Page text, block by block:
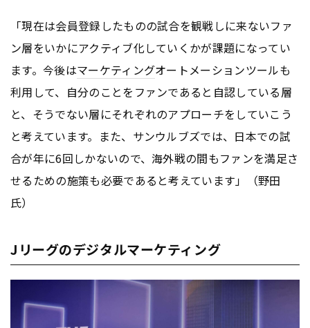
「現在は会員登録したものの試合を観戦しに来ないファ
ン層をいかにアクティブ化していくかが課題になってい
ます。今後はマーケティングオートメーションツールも
利用して、自分のことをファンであると自認している層
と、そうでない層にそれぞれのアプローチをしていこう
と考えています。また、サンウルブズでは、日本での試
合が年に6回しかないので、海外戦の間もファンを満足さ
せるための施策も必要であると考えています」（野田
氏）
Jリーグのデジタルマーケティング